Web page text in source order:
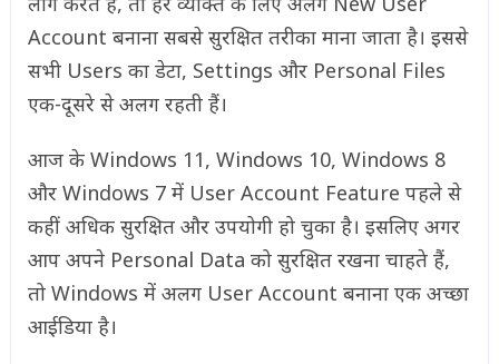
Account बनाना सबसे सुरक्षित तरीका माना जाता है। इससे
सभी Users का डेटा, Settings और Personal Files
एक-दूसरे से अलग रहती हैं।
आज के Windows 11, Windows 10, Windows 8
और Windows 7 में User Account Feature पहले से
कहीं अधिक सुरक्षित और उपयोगी हो चुका है। इसलिए अगर
आप अपने Personal Data को सुरक्षित रखना चाहते हैं,
तो Windows में अलग User Account बनाना एक अच्छा
आईडिया है।